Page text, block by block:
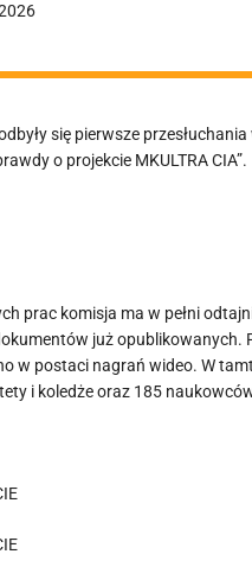
się pierwsze
o projekcie MKULTRA CIA”.
prac komisja ma w pełni
już opublikowanych.
w postaci nagrań wideo. W
i koledże oraz 185